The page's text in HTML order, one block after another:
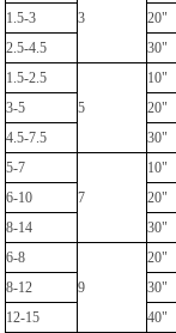
3
1.5-3
20"
2.5-4.5
30"
1.5-2.5
5
10"
3-5
20"
4.5-7.5
30"
5-7
7
10"
6-10
20"
8-14
30"
6-8
9
20"
8-12
30"
12-15
40"